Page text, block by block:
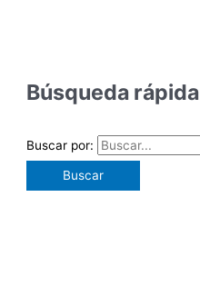
Búsqueda rápida
Buscar por: